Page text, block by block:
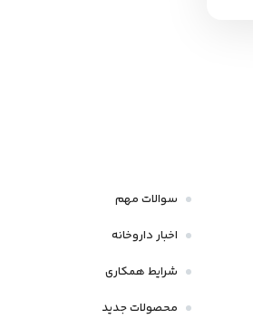
سوالات مهم
اخبار داروخانه
شرایط همکاری
محصولات جدید